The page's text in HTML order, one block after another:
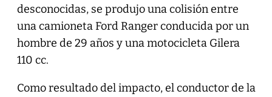
desconocidas, se produjo una colisión entre
una camioneta Ford Ranger conducida por un
hombre de 29 años y una motocicleta Gilera
110 cc.
Como resultado del impacto, el conductor de la